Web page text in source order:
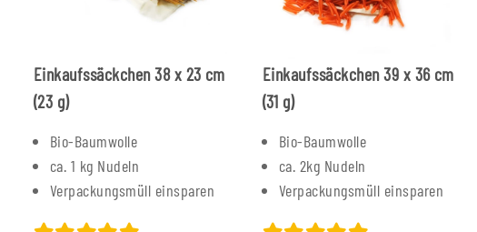
Einkaufssäckchen 38 x 23 cm
(23 g)
Bio-Baumwolle
ca. 1 kg Nudeln
Verpackungsmüll einsparen
Einkaufssäckchen 39 x 36 cm
(31 g)
Bio-Baumwolle
ca. 2kg Nudeln
Verpackungsmüll einsparen